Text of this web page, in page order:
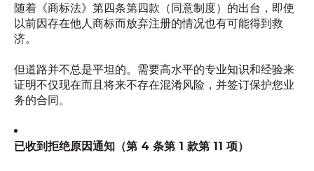
随着《商标法》第四条第四款（同意制度）的出台，即使
以前因存在他人商标而放弃注册的情况也有可能得到救
济。
但道路并不总是平坦的。需要高水平的专业知识和经验来
证明不仅现在而且将来不存在混淆风险，并签订保护您业
务的合同。
已收到拒绝原因通知（第 4 条第 1 款第 11 项）